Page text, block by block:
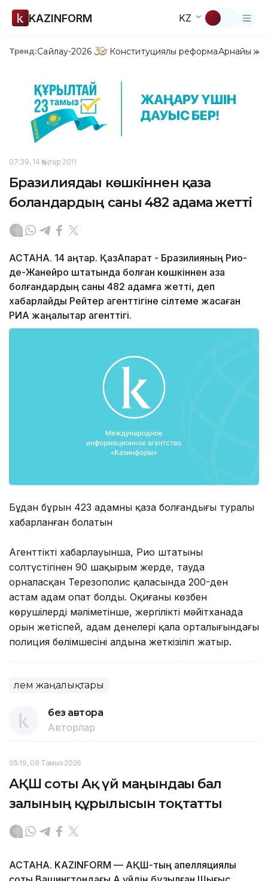
KAZINFORM KZ
Тренд:Сайлау-2026 Конституциялық реформаАрнайы
07:39, 14 Қаңтар 2011
Бразилиядағы көшкіннен қаза
болғандардың саны 482 адамға жетті
АСТАНА. 14 қаңтар. ҚазАқпарат - Бразилияның Рио-
де-Жанейро штатында болған көшкіннен қаза
болғандардың саны 482 адамға жетті, деп
хабарлайды Рейтер агенттігіне сілтеме жасаған
РИА жаңалықтар агенттігі.
Бұдан бұрын 423 адамның қаза болғандығы туралы
хабарланған болатын
Агенттіктің хабарлауынша, Рио штатының
солтүстігінен 90 шақырым жерде, тауда
орналасқан Терезополис қаласында 200-ден
астам адам опат болды. Оқиғаны көзбен
көрушілердің мәліметінше, жергілікті мәйітханада
орын жетіспей, адам денелері қала орталығындағы
полиция бөлімшесінің алдына жеткізіліп жатыр.
Әлем жаңалықтары
без автора
Авторлар
05:19, 08 Тамыз 2026
АҚШ соты Ақ үй маңындағы бал
залының құрылысын тоқтатты
АСТАНА. KAZINFORM — АҚШ-тың апелляциялық